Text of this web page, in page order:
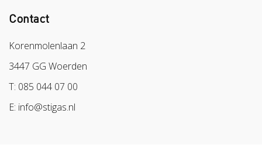
Veilig vrijwilligerswerk in het groen
Werken aan morgen
Colland
Sazas
BPL
Arbeidsmarkt
Contact
Korenmolenlaan 2
3447 GG Woerden
T: 085 044 07 00
E: info@stigas.nl